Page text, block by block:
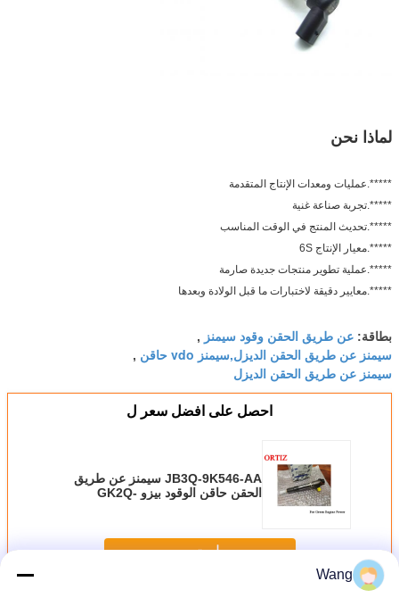
لماذا نحن
*****.عمليات ومعدات الإنتاج المتقدمة
*****.تجربة صناعة غنية
*****.تحديث المنتج في الوقت المناسب
*****.معيار الإنتاج 6S
*****.عملية تطوير منتجات جديدة صارمة
*****.معايير دقيقة لاختبارات ما قبل الولادة وبعدها
بطاقة: عن طريق الحقن وقود سيمنز ,
سيمنز عن طريق الحقن الديزل,سيمنز vdo حاقن ,
سيمنز عن طريق الحقن الديزل
احصل على افضل سعر ل
JB3Q-9K546-AA سيمنز عن طريق
الحقن حاقن الوقود بيزو GK2Q-
استمر
Wang